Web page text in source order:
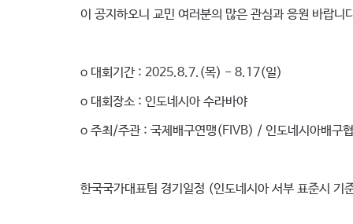
이 공지하오니 교민 여러분의 많은 관심과 응원 바랍니
o 대회기간 : 2025.8.7.(목) - 8.17(일)
o 대회장소 : 인도네시아 수라바야
o 주최/주관 : 국제배구연맹(FIVB) / 인도네시아배구
한국국가대표팀 경기일정 (인도네시아 서부 표준시 기